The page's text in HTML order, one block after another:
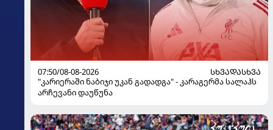
07:50/08-08-2026
ᲡᲮᲕᲐᲓᲐᲡᲮᲕᲐ
"კარიერაში ნაბიჯი უკან გადადგა" - კარაგერმა სალაჰს
არჩევანი დაუწუნა